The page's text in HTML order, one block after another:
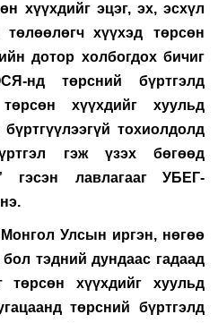
хүүхдийг эцэг, эх, эсхүл
төлөөлөгч
хүүхэд төрсөн
дотор холбогдохбичиг
нд төрсний бүртгэлд
хүүхдийг хуульд
бүртгүүлээгүйтохиолдолд
гэж үзэх бөгөөд
гэсэн лавлагааг
УБЕГ-
Улсын иргэн, нөгөө
бол тэдний дундаас гадаад
төрсөн хүүхдийг хуульд
төрсний бүртгэлд